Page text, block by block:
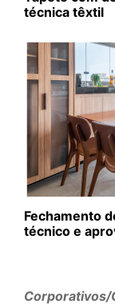
técnica têxtil
Fechamento
técnico e
Corporativos/